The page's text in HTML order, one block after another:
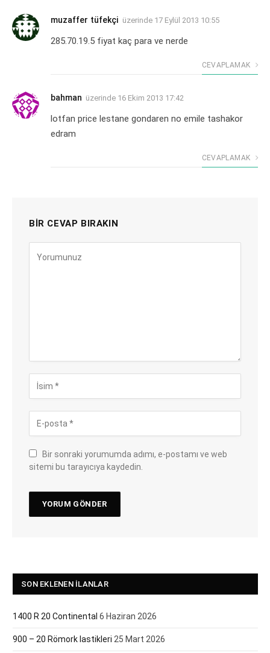
muzaffer tüfekçi üzerinde 17 Eylül 2013 10:55
285.70.19.5 fiyat kaç para ve nerde
CEVAPLAMAK
bahman üzerinde 16 Ekim 2013 17:42
lotfan price lestane gondaren no emile tashakor
edram
CEVAPLAMAK
BIR CEVAP BIRAKIN
Bir sonraki yorumumda adımı, e-postamı ve web
sitemi bu tarayıcıya kaydedin.
SON EKLENEN İLANLAR
1400 R 20 Continental 6 Haziran 2026
900 – 20 Römork lastikleri 25 Mart 2026